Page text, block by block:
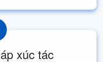
xúc tác